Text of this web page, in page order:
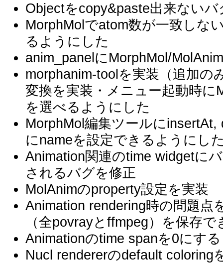
Objectをcopy&paste出来ないバ
MorphMolでatom数が一致しな
るようにした
anim_panelにMorphMol/
morphanim-toolを実装（追加の
変換を実装・メニュー起動時に
を選べるようにした
MorphMol編集ツールに
にnameを設定できるようにし
Animation関連のtime widgetに
されるバグを修正
MolAnimのproperty設定を実装
Animation rendering時の問題
（全povrayとffmpeg）を保存
Animationのtime spanを0にす
Nucl rendererのdefault coloring